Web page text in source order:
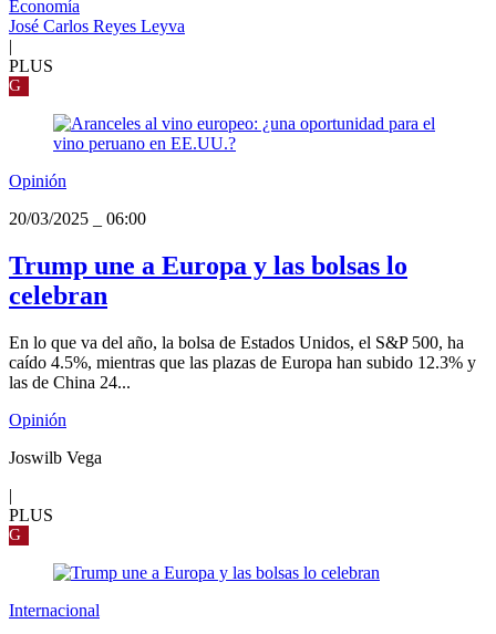
Economía
José Carlos Reyes Leyva
|
PLUS
G
Opinión
20/03/2025
06:00
Trump une a Europa y las bolsas lo
celebran
En lo que va del año, la bolsa de Estados Unidos, el S&P 500, ha
caído 4.5%, mientras que las plazas de Europa han subido 12.3% y
las de China 24...
Opinión
Joswilb Vega
|
PLUS
G
Internacional